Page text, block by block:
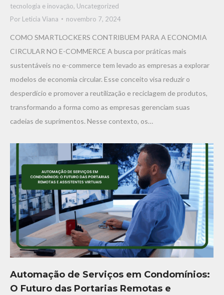
tecnologia e inovaçāo, Uncategorized
Por Leticia Viana novembro 7, 2024
COMO SMARTLOCKERS CONTRIBUEM PARA A ECONOMIA
CIRCULAR NO E-COMMERCE A busca por práticas mais
sustentáveis no e-commerce tem levado as empresas a explorar
modelos de economia circular. Esse conceito visa reduzir o
desperdício e promover a reutilização e reciclagem de produtos,
transformando a forma como as empresas gerenciam suas
cadeias de suprimentos. Nesse contexto, os…
Automação de Serviços em Condomínios:
O Futuro das Portarias Remotas e